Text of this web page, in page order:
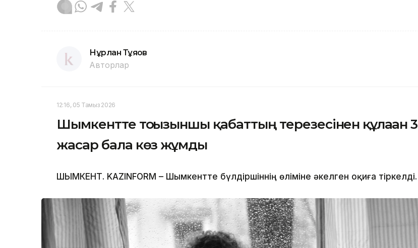
Нұрлан Тұяқов
Авторлар
12:16, 05 Тамыз 2026
Шымкентте тоғызыншы қабаттың терезесінен құлаған 3
жасар бала көз жұмды
ШЫМКЕНТ. KAZINFORM – Шымкентте бүлдіршіннің өліміне әкелген оқиға тіркелді.